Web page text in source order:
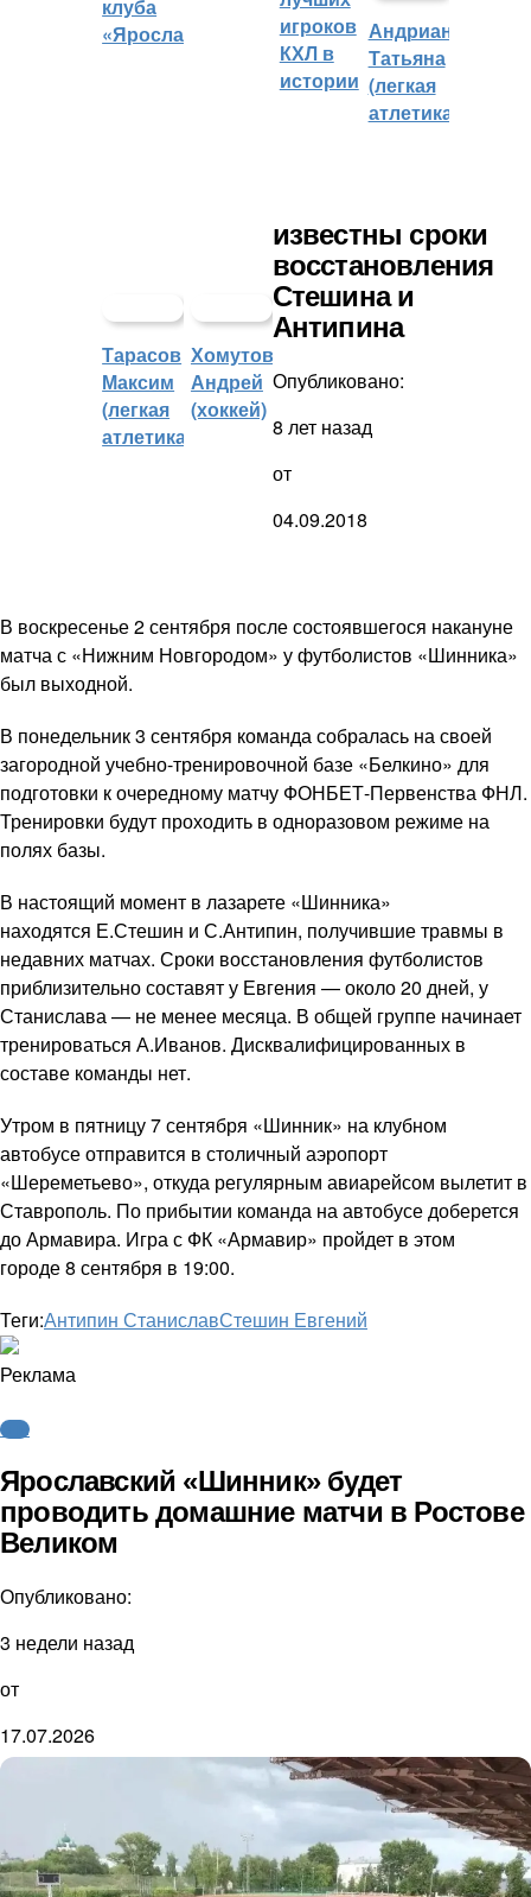
клуба
«Ярославич»
игроков
КХЛ в
истории
Андрианова
Татьяна
(легкая
атлетика)
Тарасов
Максим
(легкая
атлетика)
Хомутов
Андрей
(хоккей)
известны сроки
восстановления
Стешина и
Антипина
Опубликовано:
8 лет назад
от
04.09.2018
В воскресенье 2 сентября после состоявшегося накануне
матча с «Нижним Новгородом» у футболистов «Шинника»
был выходной.
В понедельник 3 сентября команда собралась на своей
загородной учебно-тренировочной базе «Белкино» для
подготовки к очередному матчу ФОНБЕТ-Первенства ФНЛ.
Тренировки будут проходить в одноразовом режиме на
полях базы.
В настоящий момент в лазарете «Шинника»
находятся Е.Стешин и С.Антипин, получившие травмы в
недавних матчах. Сроки восстановления футболистов
приблизительно составят у Евгения — около 20 дней, у
Станислава — не менее месяца. В общей группе начинает
тренироваться А.Иванов. Дисквалифицированных в
составе команды нет.
Утром в пятницу 7 сентября «Шинник» на клубном
автобусе отправится в столичный аэропорт
«Шереметьево», откуда регулярным авиарейсом вылетит в
Ставрополь. По прибытии команда на автобусе доберется
до Армавира. Игра с ФК «Армавир» пройдет в этом
городе 8 сентября в 19:00.
Теги:Антипин СтаниславСтешин Евгений
Реклама
ФНЛ
Ярославский «Шинник» будет
проводить домашние матчи в Ростове
Великом
Опубликовано:
3 недели назад
от
17.07.2026